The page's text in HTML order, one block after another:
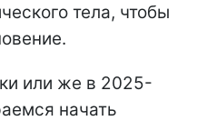
тела, чтобы
или же в 2025-
начать